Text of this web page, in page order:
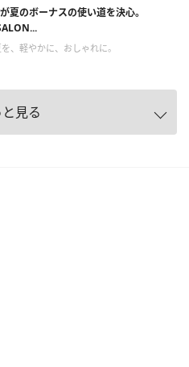
夏のボーナスの使い道を決心。
を、軽やかに、おしゃれに。
見る